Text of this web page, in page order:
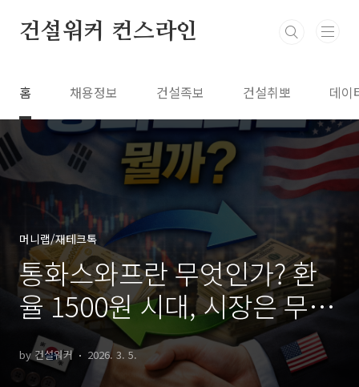
건설워커 컨스라인
홈 채용정보 건설족보 건설취뽀 데이
머니랩/재테크톡
통화스와프란 무엇인가? 환
율 1500원 시대, 시장은 무엇
을 불안해하나
by 건설워커 2026. 3. 5.